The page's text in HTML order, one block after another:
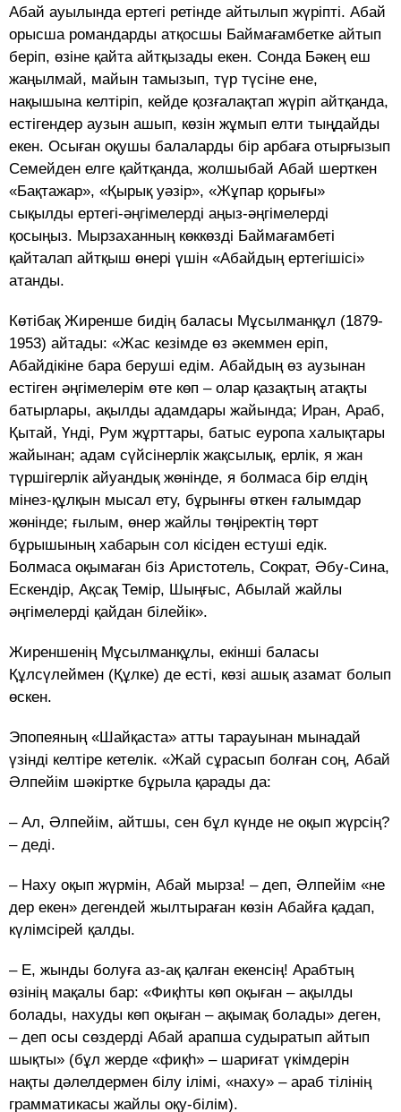
Абай ауылында ертегі ретінде айтылып жүріпті. Абай
орысша романдарды атқосшы Баймағамбетке айтып
беріп, өзіне қайта айтқызады екен. Сонда Бәкең еш
жаңылмай, майын тамызып, түр түсіне ене,
нақышына келтіріп, кейде қозғалақтап жүріп айтқанда,
естігендер аузын ашып, көзін жұмып елти тыңдайды
екен. Осыған оқушы балаларды бір арбаға отырғызып
Семейден елге қайтқанда, жолшыбай Абай шерткен
«Бақтажар», «Қырық уәзір», «Жұпар қорығы»
сықылды ертегі-әңгімелерді аңыз-әңгімелерді
қосыңыз. Мырзаханның көккөзді Баймағамбеті
қайталап айтқыш өнері үшін «Абайдың ертегішісі»
атанды.
Көтібақ Жиренше бидің баласы Мұсылманқұл (1879-
1953) айтады: «Жас кезімде өз әкеммен еріп,
Абайдікіне бара беруші едім. Абайдың өз аузынан
естіген әңгімелерім өте көп – олар қазақтың атақты
батырлары, ақылды адамдары жайында; Иран, Араб,
Қытай, Үнді, Рум жұрттары, батыс еуропа халықтары
жайынан; адам сүйсінерлік жақсылық, ерлік, я жан
түршігерлік айуандық жөнінде, я болмаса бір елдің
мінез-құлқын мысал ету, бұрынғы өткен ғалымдар
жөнінде; ғылым, өнер жайлы төңіректің төрт
бұрышының хабарын сол кісіден естуші едік.
Болмаса оқымаған біз Аристотель, Сократ, Әбу-Сина,
Ескендір, Ақсақ Темір, Шыңғыс, Абылай жайлы
әңгімелерді қайдан білейік».
Жиреншенің Мұсылманқұлы, екінші баласы
Құлсүлеймен (Құлке) де есті, көзі ашық азамат болып
өскен.
Эпопеяның «Шайқаста» атты тарауынан мынадай
үзінді келтіре кетелік. «Жай сұрасып болған соң, Абай
Әлпейім шәкіртке бұрыла қарады да:
– Ал, Әлпейім, айтшы, сен бұл күнде не оқып жүрсің?
– деді.
– Наху оқып жүрмін, Абай мырза! – деп, Әлпейім «не
дер екен» дегендей жылтыраған көзін Абайға қадап,
күлімсірей қалды.
– Е, жынды болуға аз-ақ қалған екенсің! Арабтың
өзінің мақалы бар: «Фиқһты көп оқыған – ақылды
болады, нахуды көп оқыған – ақымақ болады» деген,
– деп осы сөздерді Абай арапша судыратып айтып
шықты» (бұл жерде «фиқһ» – шариғат үкімдерін
нақты дәлелдермен білу ілімі, «наху» – араб тілінің
грамматикасы жайлы оқу-білім).